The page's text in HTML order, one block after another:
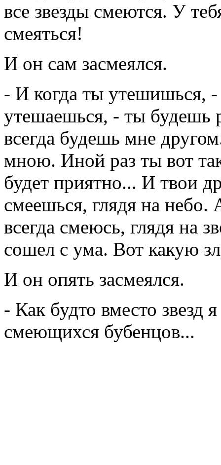
все звезды смеются. У
смеяться!
И он сам засмеялся.
- И когда ты утешишься, -
утешаешься, - ты будешь
всегда будешь мне
мною. Иной раз ты вот
будет приятно... И твои
смеешься, глядя на
всегда смеюсь, глядя на
сошел с ума. Вот какую
И он опять засмеялся.
- Как будто вместо звезд
смеющихся бубенцов...